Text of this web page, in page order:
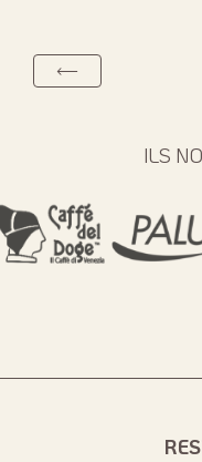
ILS